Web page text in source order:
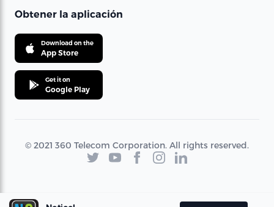
Obtener la aplicación
Download on the
App Store
Get it on
Google Play
© 2021 360 Telecom Corporation. All rights reserved.